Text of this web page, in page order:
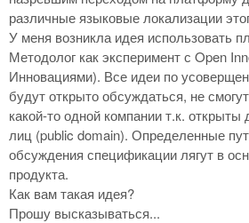
различные языковые локализации
У меня возникла идея использовать
Методолог как эксперимент с Open
Инновациями). Все идеи по
будут открыто обсуждаться, не
какой-то одной компании т.к. открыты
лиц (public domain). Определенные
обсуждения спецификации лягут в
продукта.
Как вам такая идея?
Прошу высказываться...